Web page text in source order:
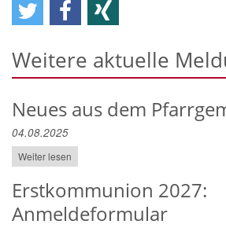
Weitere aktuelle
Neues aus dem
04.08.2025
Weiter lesen
Erstkommunion 2027:
Anmeldeformular